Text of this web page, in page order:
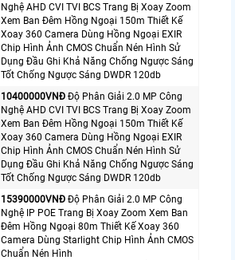
Nghệ AHD CVI TVI BCS Trang Bị Xoay Zoom
Xem Ban Đêm Hồng Ngoại 150m Thiết Kế
Xoay 360 Camera Dùng Hồng Ngoại EXIR
Chip Hình Ảnh CMOS Chuẩn Nén Hình Sử
Dụng Đầu Ghi Khả Năng Chống Ngược Sáng
Tốt Chống Ngược Sáng DWDR 120db
10400000VNÐ Độ Phân Giải 2.0 MP Công
Nghệ AHD CVI TVI BCS Trang Bị Xoay Zoom
Xem Ban Đêm Hồng Ngoại 150m Thiết Kế
Xoay 360 Camera Dùng Hồng Ngoại EXIR
Chip Hình Ảnh CMOS Chuẩn Nén Hình Sử
Dụng Đầu Ghi Khả Năng Chống Ngược Sáng
Tốt Chống Ngược Sáng DWDR 120db
15390000VNÐ Độ Phân Giải 2.0 MP Công
Nghệ IP POE Trang Bị Xoay Zoom Xem Ban
Đêm Hồng Ngoại 80m Thiết Kế Xoay 360
Camera Dùng Starlight Chip Hình Ảnh CMOS
Chuẩn Nén Hình